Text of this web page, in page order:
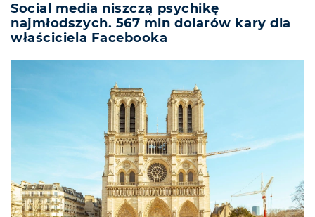
Social media niszczą psychikę
najmłodszych. 567 mln dolarów kary dla
właściciela Facebooka